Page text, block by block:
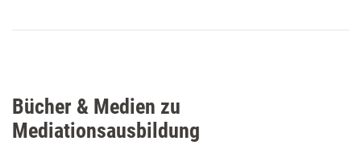
Bücher & Medien zu
Mediationsausbildung